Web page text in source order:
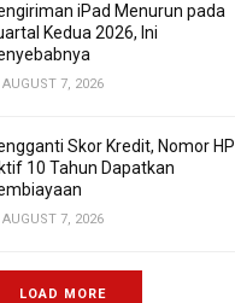
iPad Menurun pada
Kedua 2026, Ini
AUGUST 7, 2026
Skor Kredit, Nomor HP
10 Tahun Dapatkan
AUGUST 7, 2026
LOAD MORE